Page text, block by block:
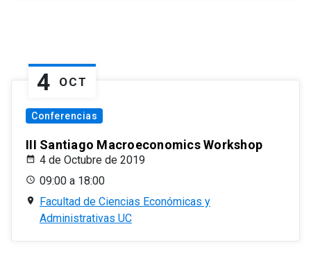
4 OCT
Conferencias
III Santiago Macroeconomics Workshop
4 de Octubre de 2019
09:00 a 18:00
Facultad de Ciencias Económicas y
Administrativas UC